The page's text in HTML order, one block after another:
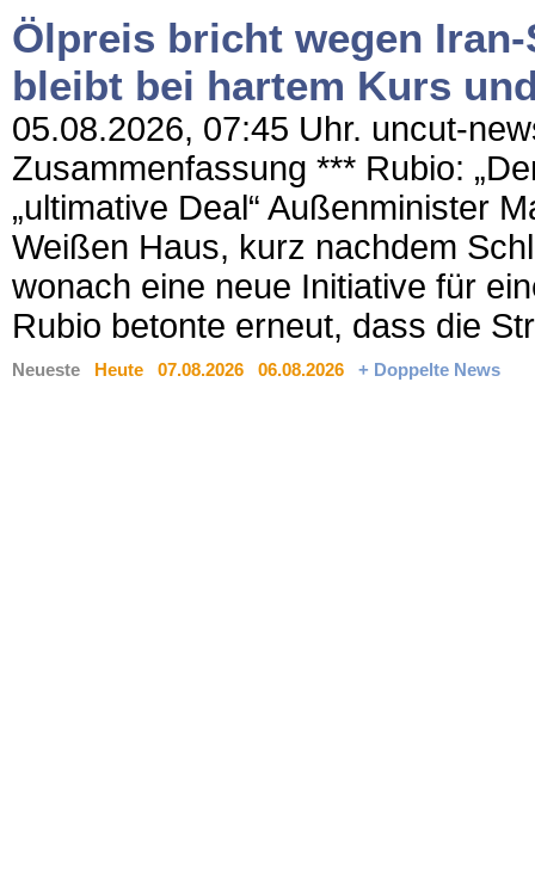
Ölpreis bricht wegen
bleibt bei hartem Kurs
05.08.2026, 07:45 Uhr. uncut-
Zusammenfassung *** Rubio:
„ultimative Deal“ Außenminister
Weißen Haus, kurz nachdem
wonach eine neue Initiative für
Rubio betonte erneut, dass die
Neueste Heute 07.08.2026 06.08.2026 + Doppelte News